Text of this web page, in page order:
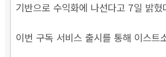
기반으로 수익화에 나선다고 7일 밝혔
이번 구독 서비스 출시를 통해 이스트